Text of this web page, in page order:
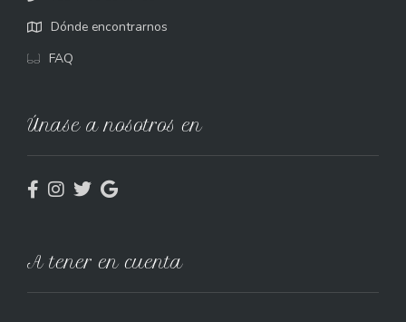
Dónde encontrarnos
FAQ
Únase a nosotros en
A tener en cuenta